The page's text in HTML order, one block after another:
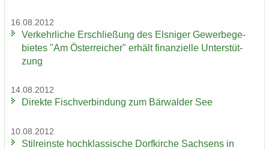
16.08.2012
Ver­kehr­li­che Er­schlie­ßung des Els­ni­ger Ge­wer­be­ge­
bie­tes "Am Ös­ter­rei­cher" er­hält fi­nan­zi­el­le Un­ter­stüt­
zung
14.08.2012
Di­rek­te Fisch­ver­bin­dung zum Bär­wal­der See
10.08.2012
Stil­reins­te hoch­klas­si­sche Dorf­kir­che Sach­sens in